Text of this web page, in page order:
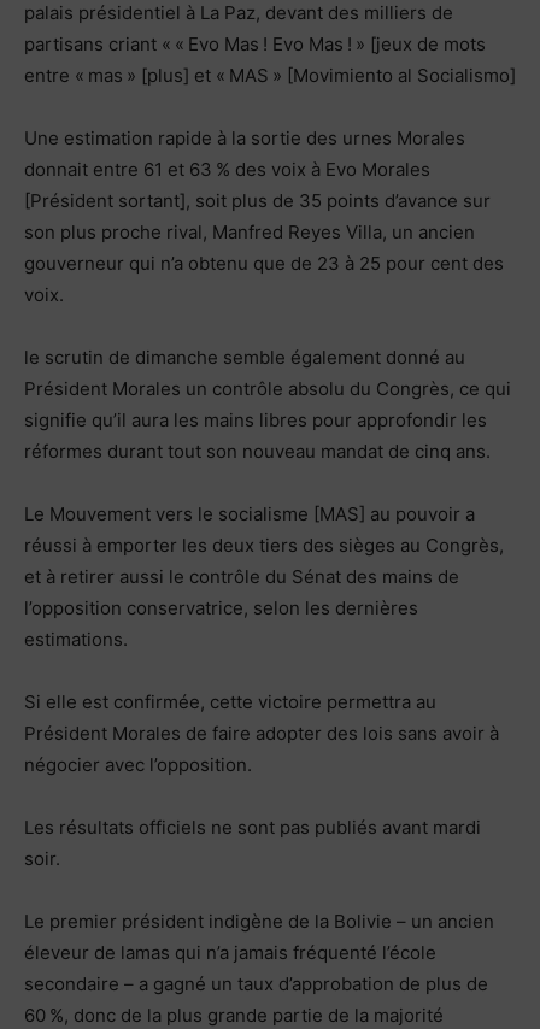
palais présidentiel à La Paz, devant des milliers de
partisans criant « « Evo Mas ! Evo Mas ! » [jeux de mots
entre « mas » [plus] et « MAS » [Movimiento al Socialismo]
Une estimation rapide à la sortie des urnes Morales
donnait entre 61 et 63 % des voix à Evo Morales
[Président sortant], soit plus de 35 points d’avance sur
son plus proche rival, Manfred Reyes Villa, un ancien
gouverneur qui n’a obtenu que de 23 à 25 pour cent des
voix.
le scrutin de dimanche semble également donné au
Président Morales un contrôle absolu du Congrès, ce qui
signifie qu’il aura les mains libres pour approfondir les
réformes durant tout son nouveau mandat de cinq ans.
Le Mouvement vers le socialisme [MAS] au pouvoir a
réussi à emporter les deux tiers des sièges au Congrès,
et à retirer aussi le contrôle du Sénat des mains de
l’opposition conservatrice, selon les dernières
estimations.
Si elle est confirmée, cette victoire permettra au
Président Morales de faire adopter des lois sans avoir à
négocier avec l’opposition.
Les résultats officiels ne sont pas publiés avant mardi
soir.
Le premier président indigène de la Bolivie – un ancien
éleveur de lamas qui n’a jamais fréquenté l’école
secondaire – a gagné un taux d’approbation de plus de
60 %, donc de la plus grande partie de la majorité